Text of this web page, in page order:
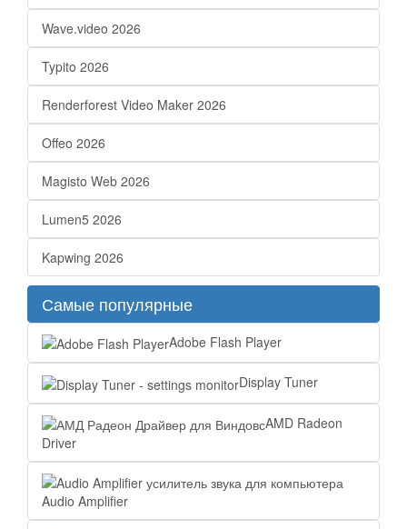
Wave.video 2026
Typito 2026
Renderforest Video Maker 2026
Offeo 2026
Magisto Web 2026
Lumen5 2026
Kapwing 2026
Самые популярные
Adobe Flash Player
Display Tuner
AMD Radeon
Driver
Audio Amplifier